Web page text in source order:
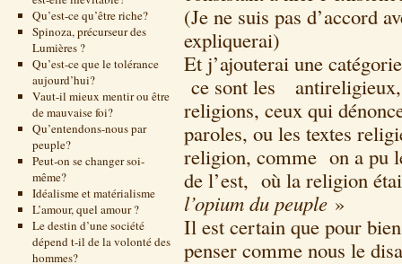
Qu’est-ce qu’être riche?
Spinoza, précurseur des
Lumières ?
Qu’est-ce que le tolérance
aujourd’hui?
Vaut-il mieux mentir ou être
de mauvaise foi?
Qu’entendons-nous par
peuple?
Peut-on se changer soi-
même?
Idéalisme et matérialisme
L’amour, quel amour ?
Le destin d’une société
dépend t-il de la volonté des
hommes?
(Je ne suis pas d’accord
expliquerai)
Et j’ajouterai une
ce sont les antireligieux,
religions, ceux qui
paroles, ou les textes
religion, comme on a pu
de l’est, où la religion
l’opium du peuple »
Il est certain que pour
penser comme nous le